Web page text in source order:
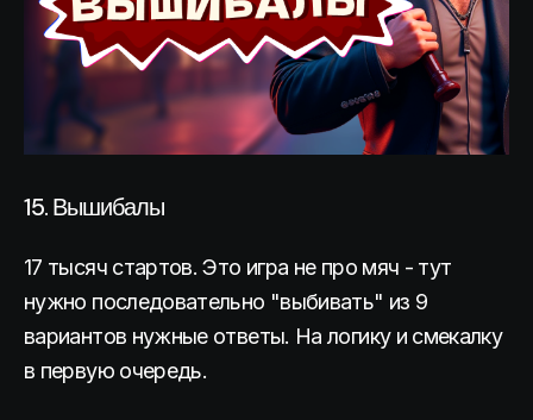
15. Вышибалы
17 тысяч стартов. Это игра не про мяч - тут
нужно последовательно "выбивать" из 9
вариантов нужные ответы. На логику и смекалку
в первую очередь.